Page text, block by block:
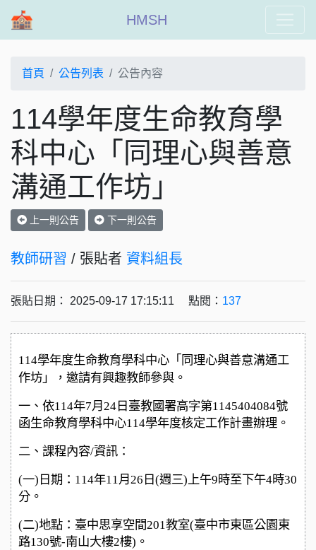
HMSH
首頁 公告列表 公告內容
114學年度生命教育學
科中心「同理心與善意
溝通工作坊」
上一則公告 下一則公告
教師研習 / 張貼者 資料組長
張貼日期： 2025-09-17 17:15:11 點閱： 137
114學年度生命教育學科中心「同理心與善意溝通工
作坊」， 邀請有興趣教師參與。
一、依114年7月24日臺教國署高字第1145404084號
函生命教育學科中心114學年度核定工作計畫辦理。
二、課程內容/資訊：
(一)日期：114年11月26日(週三)上午9時至下午4時30
分。
(二)地點：臺中思享空間201教室(臺中市東區公園東
路130號-南山大樓2樓)。